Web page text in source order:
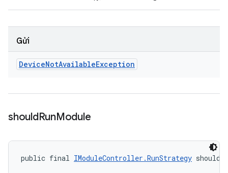
Gửi
DeviceNotAvailableException
shouldRunModule
public final IModuleController.RunStrategy